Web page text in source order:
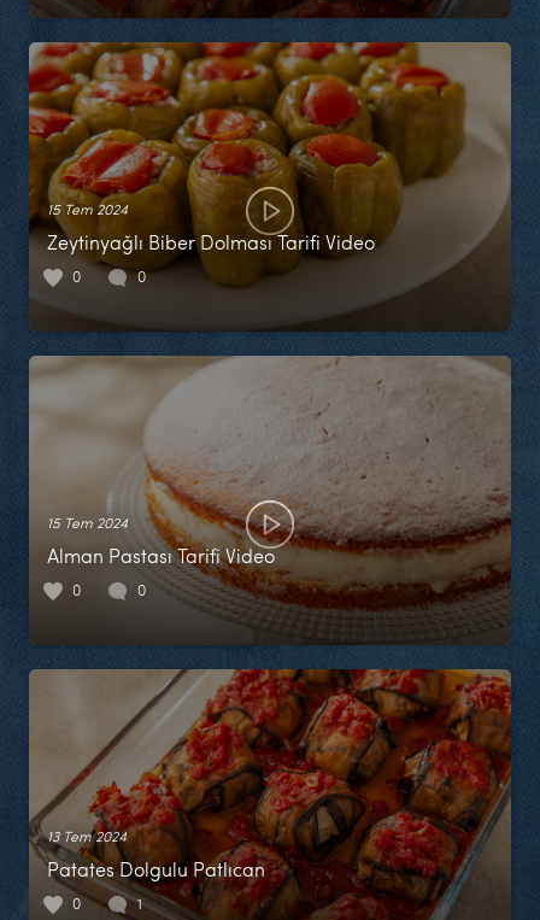
15 Tem 2024
Zeytinyağlı Biber Dolması Tarifi Video
0 0
15 Tem 2024
Alman Pastası Tarifi Video
0 0
13 Tem 2024
Patates Dolgulu Patlıcan
0 1